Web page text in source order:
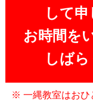
して申
お時間を
しばら
※ 一縄教室はおひ